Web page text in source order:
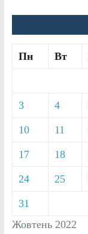
Жовтень 2022
Пн Вт
3 4
10 11
17 18
24 25
31